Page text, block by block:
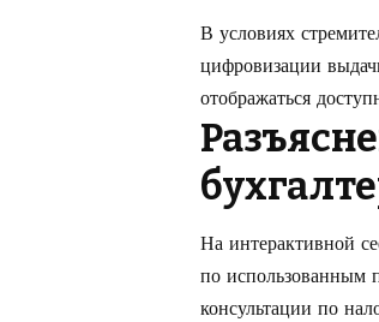
В условиях
цифровизации
отображаться
На интерактивной
по использованным
консультации по